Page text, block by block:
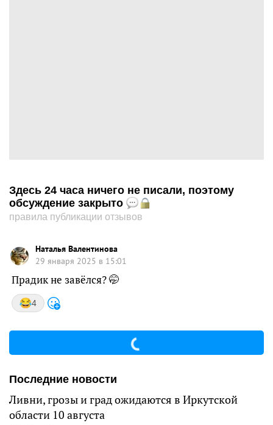
Здесь 24 часа ничего не писали, поэтому
обсуждение закрыто
правила публикации отзывов
Наталья Валентинова
29 января 2025 в 15:01
Прадик не завёлся? 🤭
4
Последние новости
Ливни, грозы и град ожидаются в Иркутской
области 10 августа